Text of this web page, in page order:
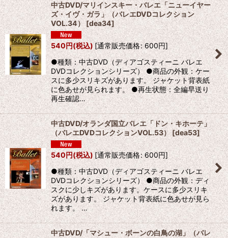
中古DVD/マリインスキー・バレエ「ニューイヤー
ズ・イヴ・ガラ」（バレエDVDコレクション
VOL.34） [dea34]
540円(税込)[通常販売価格: 600円]
●種類：中古DVD（ディアゴスティーニ バレエ
DVDコレクションシリーズ） ●商品の外観：ケー
スに多少スリキズがあります。 ジャケット背表紙
に色あせが見られます。 ●再生状態：全編早送り
再生確認…
中古DVD/オランダ国立バレエ「ドン・キホーテ」
（バレエDVDコレクションVOL.53） [dea53]
540円(税込) [通常販売価格: 600円]
●種類：中古DVD（ディアゴスティーニ バレエ
DVDコレクションシリーズ） ●商品の外観：ディ
スクに少しキズがあります。ケースに多少スリキ
ズがあります。 ジャケット背表紙に色あせが見ら
れます。 …
中古DVD/「マシュー・ボーンの白鳥の湖」（バレ